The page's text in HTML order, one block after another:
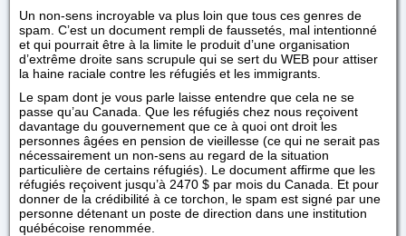
Un non-sens incroyable va plus loin que tous ces genres de
spam. C’est un document rempli de faussetés, mal intentionné
et qui pourrait être à la limite le produit d’une organisation
d’extrême droite sans scrupule qui se sert du WEB pour attiser
la haine raciale contre les réfugiés et les immigrants.
Le spam dont je vous parle laisse entendre que cela ne se
passe qu’au Canada. Que les réfugiés chez nous reçoivent
davantage du gouvernement que ce à quoi ont droit les
personnes âgées en pension de vieillesse (ce qui ne serait pas
nécessairement un non-sens au regard de la situation
particulière de certains réfugiés). Le document affirme que les
réfugiés reçoivent jusqu’à 2470 $ par mois du Canada. Et pour
donner de la crédibilité à ce torchon, le spam est signé par une
personne détenant un poste de direction dans une institution
québécoise renommée.